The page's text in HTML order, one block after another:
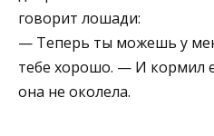
говорит лошади:
— Теперь ты можешь у
тебе хорошо. — И кормил
она не околела.